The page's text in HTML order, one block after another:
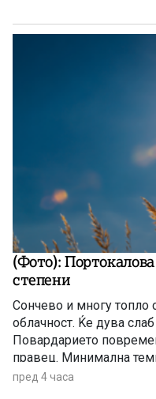
(Фото):
степени
Сончево и многу топло
облачност. Ќе дува
Повардарието
правец. Минимална
Максимална
пред 4 часа